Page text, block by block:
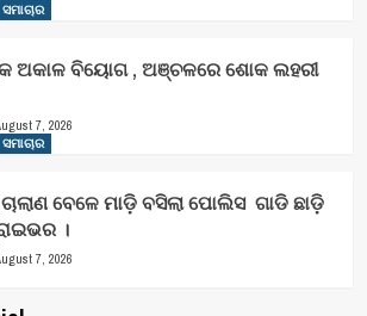
ସମାଚାର
ଅକାଳ ବିୟୋଗ , ଅଞ୍ଚଳରେ ଶୋକ ଲହରୀ
7, 2026
ସମାଚାର
ବେଳେ ମାଡ଼ି ବସିଲା ପୋଲିସ ଗାଡି ଛାଡ଼ି
।
7, 2026